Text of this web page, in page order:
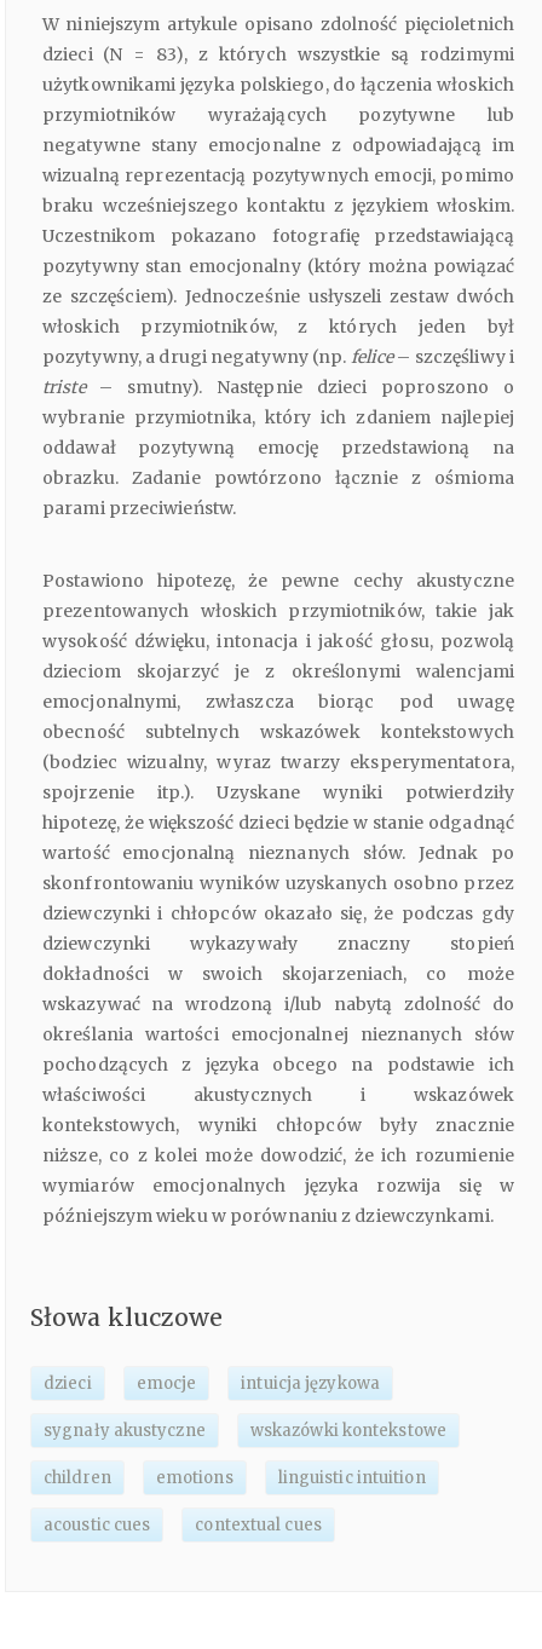
W niniejszym artykule opisano zdolność pięcioletnich
dzieci (N = 83), z których wszystkie są rodzimymi
użytkownikami języka polskiego, do łączenia włoskich
przymiotników wyrażających pozytywne lub
negatywne stany emocjonalne z odpowiadającą im
wizualną reprezentacją pozytywnych emocji, pomimo
braku wcześniejszego kontaktu z językiem włoskim.
Uczestnikom pokazano fotografię przedstawiającą
pozytywny stan emocjonalny (który można powiązać
ze szczęściem). Jednocześnie usłyszeli zestaw dwóch
włoskich przymiotników, z których jeden był
pozytywny, a drugi negatywny (np. felice– szczęśliwy i
triste– smutny). Następnie dzieci poproszono o
wybranie przymiotnika, który ich zdaniem najlepiej
oddawał pozytywną emocję przedstawioną na
obrazku. Zadanie powtórzono łącznie z ośmioma
parami przeciwieństw.
Postawiono hipotezę, że pewne cechy akustyczne
prezentowanych włoskich przymiotników, takie jak
wysokość dźwięku, intonacja i jakość głosu, pozwolą
dzieciom skojarzyć je z określonymi walencjami
emocjonalnymi, zwłaszcza biorąc pod uwagę
obecność subtelnych wskazówek kontekstowych
(bodziec wizualny, wyraz twarzy eksperymentatora,
spojrzenie itp.). Uzyskane wyniki potwierdziły
hipotezę, że większość dzieci będzie w stanie odgadnąć
wartość emocjonalną nieznanych słów. Jednak po
skonfrontowaniu wyników uzyskanych osobno przez
dziewczynki i chłopców okazało się, że podczas gdy
dziewczynki wykazywały znaczny stopień
dokładności w swoich skojarzeniach, co może
wskazywać na wrodzoną i/lub nabytą zdolność do
określania wartości emocjonalnej nieznanych słów
pochodzących z języka obcego na podstawie ich
właściwości akustycznych i wskazówek
kontekstowych, wyniki chłopców były znacznie
niższe, co z kolei może dowodzić, że ich rozumienie
wymiarów emocjonalnych języka rozwija się w
późniejszym wieku w porównaniu z dziewczynkami.
Słowa kluczowe
dzieci emocje intuicja językowa
sygnały akustyczne wskazówki kontekstowe
children emotions linguistic intuition
acoustic cues contextual cues